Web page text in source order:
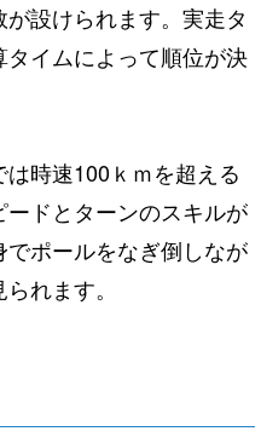
設けられます。実走タ
イムによって順位が決
時速100ｋｍを超える
ドとターンのスキルが
ポールをなぎ倒しなが
れます。